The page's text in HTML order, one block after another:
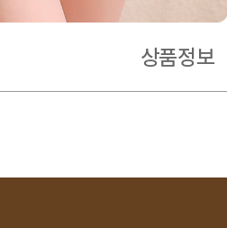
상품정보